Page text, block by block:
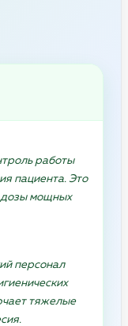
работы
пациента. Это
дозы мощных
персонал
тяжелые